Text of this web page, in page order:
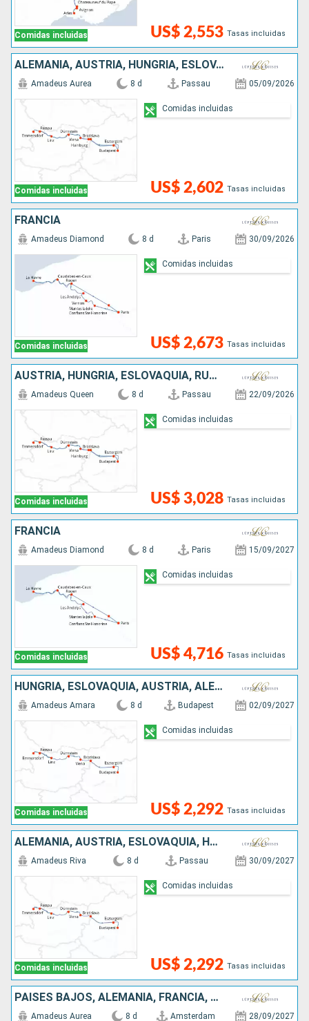
Comidas incluidas US$ 2,553 Tasas incluidas
ALEMANIA, AUSTRIA, HUNGRÍA, ESLOVAQUIA, RUMANIA
Comidas incluidas
Amadeus Aurea 8 d Passau 05/09/2026
US$ 2,602 Tasas incluidas
Comidas incluidas
FRANCIA
Comidas incluidas
Amadeus Diamond 8 d Paris 30/09/2026
US$ 2,673 Tasas incluidas
Comidas incluidas
AUSTRIA, HUNGRÍA, ESLOVAQUIA, RUMANIA, ALEMANIA
Comidas incluidas
Amadeus Queen 8 d Passau 22/09/2026
US$ 3,028 Tasas incluidas
Comidas incluidas
FRANCIA
Comidas incluidas
Amadeus Diamond 8 d Paris 15/09/2027
US$ 4,716 Tasas incluidas
Comidas incluidas
HUNGRÍA, ESLOVAQUIA, AUSTRIA, ALEMANIA
Comidas incluidas
Amadeus Amara 8 d Budapest 02/09/2027
US$ 2,292 Tasas incluidas
Comidas incluidas
ALEMANIA, AUSTRIA, ESLOVAQUIA, HUNGRÍA
Comidas incluidas
Amadeus Riva 8 d Passau 30/09/2027
US$ 2,292 Tasas incluidas
Comidas incluidas
PAISES BAJOS, ALEMANIA, FRANCIA, SUIZA
Amadeus Aurea 8 d Amsterdam 28/09/2027